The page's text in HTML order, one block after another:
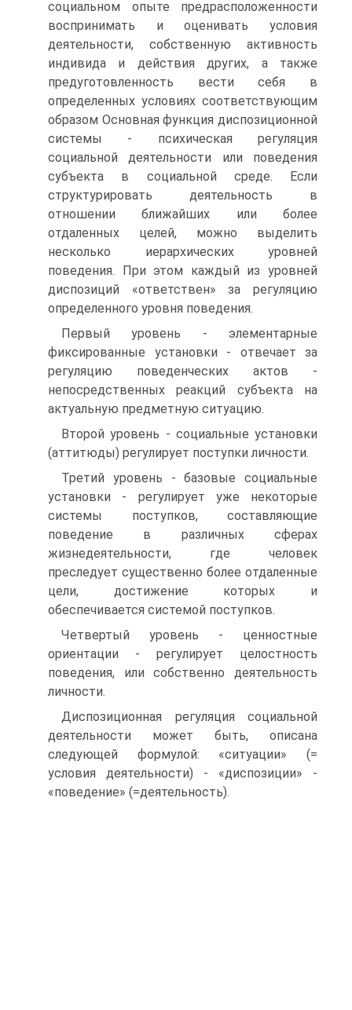
социальном опыте предрасположенности
воспринимать и оценивать условия
деятельности, собственную активность
индивида и действия других, а также
предуготовленность вести себя в
определенных условиях соответствующим
образом Основная функция диспозиционной
системы - психическая регуляция
социальной деятельности или поведения
субъекта в социальной среде. Если
структурировать деятельность в
отношении ближайших или более
отдаленных целей, можно выделить
несколько иерархических уровней
поведения. При этом каждый из уровней
диспозиций «ответствен» за регуляцию
определенного уровня поведения.
Первый уровень - элементарные
фиксированные установки - отвечает за
регуляцию поведенческих актов -
непосредственных реакций субъекта на
актуальную предметную ситуацию.
Второй уровень - социальные установки
(аттитюды) регулирует поступки личности.
Третий уровень - базовые социальные
установки - регулирует уже некоторые
системы поступков, составляющие
поведение в различных сферах
жизнедеятельности, где человек
преследует существенно более отдаленные
цели, достижение которых и
обеспечивается системой поступков.
Четвертый уровень - ценностные
ориентации - регулирует целостность
поведения, или собственно деятельность
личности.
Диспозиционная регуляция социальной
деятельности может быть, описана
следующей формулой: «ситуации» (=
условия деятельности) - «диспозиции» -
«поведение» (=деятельность).